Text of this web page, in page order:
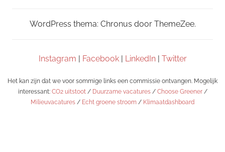
WordPress thema: Chronus door ThemeZee.
Instagram Facebook| LinkedIn| Twitter
Het kan zijn dat we voor sommige links een commissie ontvangen. Mogelijk
interessant: CO2 uitstoot/ Duurzame vacatures/ Choose Greener/
Milieuvacatures / Echt groene stroom / Klimaatdashboard